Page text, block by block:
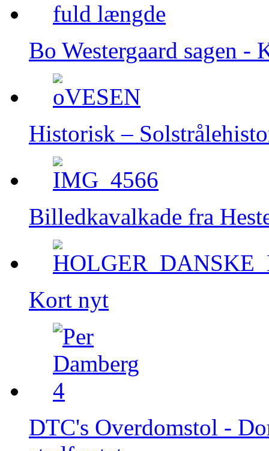
Bo Westergaard sagen
Historisk –
Billedkavalkade fra
Kort nyt
DTC's Overdomstol -